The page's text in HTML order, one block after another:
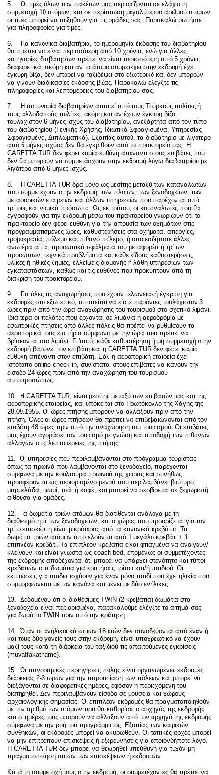
5. Οι τιμές όλων των πακέτων μας περιορίζονται σε ελάχιστη
συμμετοχή 10 ατόμων, και σε περίπτωση μεγαλύτερου αριθμού ατόμων
οι τιμές μπορεί να αυξηθούν για τις ομάδες σας. Παρακαλώ ρωτήστε
για πληροφορίες για τιμές.
6. Για κανονικά διαβατήρια, το ημερομηνία έκδοσης του διαβατηρίου
θα πρέπει να είναι περισσότερη από 10 χρόνια, ενώ για άλλες
κατηγορίες διαβατηρίων πρέπει να είναι περισσότερη από 5 χρόνια,
διαφορετικά, ακόμη και αν το άτομο συμμετέχει στην εκδρομή έχει
έγκυρη βίζα, δεν μπορεί να ταξιδέψει στο εξωτερικό και δεν μπορούν
να γίνουν διαδικασίες έκδοσης βίζας. Παρακαλώ ελέγξτε τις
πληροφορίες και λεπτομέρειες του διαβατηρίου σας.
7. Η αστυνομία διαβατηρίων απαιτεί από τους Τούρκους πολίτες ή
τους αλλοδαπούς πολίτες, ακόμη και αν έχουν έγκυρη βίζα,
τουλάχιστον 6 μήνες ισχύς του διαβατηρίου, ανεξάρτητα από τον τύπο
του διαβατηρίου (Γενικής Χρήσης, Ιδιωτικά Σφραγισμένα, Υπηρεσίας
Σφραγισμένα, Διπλωματικά). Εξαιτίας αυτού, τα διαβατήρια με λιγότερο
από 6 μήνες ισχύος δεν θα εγκριθούν από το πρακτορείο μας. Η
CARETTA TUR δεν φέρει καμία ευθύνη απέναντι στους επιβάτες που
δεν θα μπορούν να συμμετάσχουν στην εκδρομή λόγω διαβατηρίου με
λιγότερο από 6 μήνες ισχύς.
8. Η CARETTA TUR δρα μόνο ως μεσίτης μεταξύ των καταναλωτών
που συμμετέχουν στην εκδρομή, των πλοίων, των ξενοδοχείων, των
μεταφορικών εταιρειών και άλλων υπηρεσιών που παρέχονται από
τρίτους και νομικά πρόσωπα. Ως εκ τούτου, οι καταναλωτές που θα
εγγραφούν για την εκδρομή μέσω του πρακτορείου γνωρίζουν ότι το
πρακτορείο δεν φέρει ευθύνη για την απουσία των οχημάτων στις
προγραμματισμένες ώρες, καθυστερήσεις στα οχήματα, απεργίες,
τρομοκρατία, πόλεμο και πιθανό πόλεμο, ή οποιεσδήποτε άλλες
ανωτέρα αίτια, προσωπικά σφάλματα του μεταφορέα ή τρίτων
προσώπων, τεχνικά προβλήματα και κάθε είδους καθυστερήσεις,
υλικές ή ηθικές ζημιές, ελλείψεις διαμονής ή λάθη υπηρεσιών των
εγκαταστάσεων, καθώς και τις ευθύνες που προκύπτουν από τη
διάκριση του πρακτορείου.
9. Για όλες τις αναχωρήσεις που έχουν τελωνειακή έγκριση για
εκδρομές στο εξωτερικό, απαιτείται να είστε παρόντες τουλάχιστον 3
ώρες πριν από την ώρα αναχώρησης του τουρισμού στο σχετικό λιμάνι.
Ιδιαίτερα οι πελάτες που έρχονται σε λιμάνια ή αεροδρόμια με
εσωτερικές πτήσεις από άλλες πόλεις θα πρέπει να ρυθμίσουν τα
αεροπορικά τους εισιτήρια σύμφωνα με την ώρα που πρέπει να
βρίσκονται στο λιμάνι. Γι 'αυτό, κάθε καθυστέρηση ή μη συμμετοχή στην
εκδρομή βαρύνει τον επιβάτη και η CARETTA TUR δεν φέρει καμία
ευθύνη απέναντι στον επιβάτη. Εάν η αεροπορική εταιρεία έχει
ιστότοπο online check-in, συνιστάται στους επιβάτες να κάνουν την
είσοδο 24 ώρες πριν από την αναχώρηση του τουρισμού
αυτοπροσώπως.
10. Η CARETTA TUR; είναι μεσίτης μεταξύ των επιβατών μας και της
αεροπορικής εταιρείας, και υπόκειται στο Πρωτόκολλο της Χάγης της
28.09.1955. Οι ώρες πτήσης μπορούν να αλλάξουν πριν από την
πτήση. Όλες οι ώρες πτήσεων θα πρέπει να επιβεβαιώνονται από τον
επιβάτη 48 ώρες πριν από την αναχώρηση του τουρισμού. Οι επιβάτες
μας έχουν αγοράσει τον τουρισμό με γνώση και αποδοχή των πιθανών
αλλαγών στις λεπτομέρειες της πτήσης.
11. Οι υπηρεσίες που περιλαμβάνονται στο πρόγραμμα τουρίστας,
όπως τα πρωινά που λαμβάνονται στο ξενοδοχείο, παρέχονται
σύμφωνα με την κουλτούρα πρωινού της χώρας και συνήθως
προσφέρονται ως περιορισμένο μενού που περιλαμβάνει βούτυρο,
μαρμελάδα, ψωμί, τσάι ή καφέ, και μπορεί να σερβίρεται σε ξεχωριστή
αίθουσα για ομάδες.
12. Τα δωμάτια τριών ατόμων θα διατίθενται ανάλογα με τη
διαθεσιμότητα των ξενοδοχείων, και ο χώρος που προορίζεται για τον
τρίτο επισκέπτη είναι μικρότερος από τα κανονικά κρεβάτια. Τα
δωμάτια τριών ατόμων αποτελούνται από 1 μεγάλο κρεβάτι + 1
επιπλέον κρεβάτι. Τα επιπλέον κρεβάτια είναι φτιαγμένα να ανοίγουν/
κλείνουν και είναι γνωστά ως coach bed, επομένως οι συμμετέχοντες
της εκδρομής αποδέχονται ότι μπορεί να υπάρχει στενότητα και τύποι
κρεβατιών στα δωμάτια για κρατήσεις τρίτου και/ή παιδιού. Οι
εκπτώσεις για παιδιά ισχύουν για έναν μόνο παιδί που έχει ηλικία που
συμμορφώνεται με τον κανόνα και μένει με δύο ενήλικες.
13. Δεδομένου ότι οι διαθέσιμες TWIN (2 κρεβάτια) δωμάτια στα
ξενοδοχεία είναι περιορισμένα, παρακαλούμε ελέγξτε το αίτημά σας
για δωμάτιο TWIN πριν από την κράτηση.
14.Όταν οι ανήλικοι κάτω των 18 ετών δεν συνοδεύονται από έναν ή
και τους δύο γονείς τους στην εκδρομή, είναι υποχρεωτικό να έχουν
μαζί τους κατά τη διάρκεια του ταξιδιού τις απαιτούμενες εγκρίσεις
(muvaffakatname).
15. Οι πανοραμικές περιηγήσεις πόλης είναι οργανωμένες εκδρομές
διάρκειας 2-3 ωρών για την παρουσίαση των πόλεων και μπορεί να
διεξάγονται σε διαφορετικές ημέρες, εφόσον η περιεχόμενη του
διατηρηθεί. Δεν περιλαμβάνουν είσοδο σε μουσεία και χώρους
αρχαιολογικής σημασίας. Οι επιπλέον εκδρομές θα πραγματοποιηθούν
με τον αριθμό των ατόμων που θα καθορίσει ο αρχηγός της εκδρομής
και οι ημέρες τους μπορούν να αλλάξουν από τον αρχηγό της εκδρομής
σύμφωνα με την ροή του προγράμματος. Εξαιτίας των καιρικών
συνθηκών, οι εκδρομές μπορεί να ακυρωθούν. Οι τοπικές αρχές μπορεί
να μην επιτρέπουν επισκέψεις ή εξερευνήσεις για οποιονδήποτε λόγο.
Η CARETTA TUR δεν μπορεί να θεωρηθεί υπεύθυνη για τυχόν μη
πραγματοποίηση αυτών των επισκέψεων ή εκδρομών.
Κατά τη συμμετοχή τους στην εκδρομή, οι συμμετέχοντες θα πρέπει να